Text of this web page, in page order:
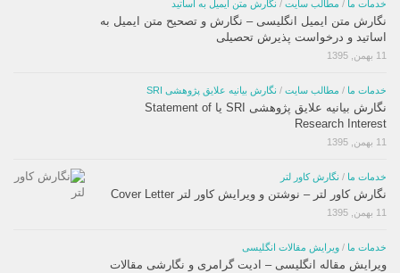
خدمات ما / مطالب سایت / نگارش متن ایمیل به اساتید
نگارش متن ایمیل انگلیسی – نگارش و تصحیح متن ایمیل به
اساتید و درخواست پذیرش تحصیلی
11 بهمن, 1395
خدمات ما / مطالب سایت / نگارش بیانیه علایق پژوهشی SRI
نگارش بیانیه علایق پژوهشی SRI یا Statement of
Research Interest
11 بهمن, 1395
خدمات ما / نگارش کاور لتر
نگارش کاور لتر – نوشتن و ویرایش کاور لتر Cover Letter
11 بهمن, 1395
خدمات ما / ویرایش مقالات انگلیسی
ویرایش مقاله انگلیسی – ادیت گرامری و نگارشی مقالات